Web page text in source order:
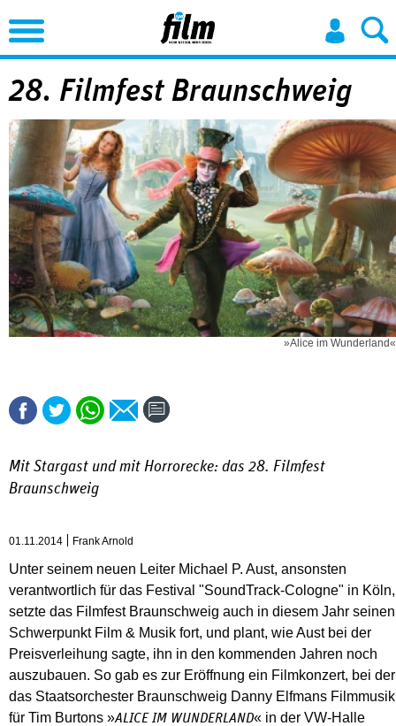
Jump to Navigation
28. Filmfest Braunschweig
»Alice im Wunderland«
Mit Stargast und mit Horrorecke: das 28. Filmfest
Braunschweig
01.11.2014 Frank Arnold
Unter seinem neuen Leiter Michael P. Aust, ansonsten
verantwortlich für das Festival "SoundTrack-Cologne" in Köln,
setzte das Filmfest Braunschweig auch in diesem Jahr seinen
Schwerpunkt Film & Musik fort, und plant, wie Aust bei der
Preisverleihung sagte, ihn in den kommenden Jahren noch
auszubauen. So gab es zur Eröffnung ein Filmkonzert, bei der
das Staatsorchester Braunschweig Danny Elfmans Filmmusik
für Tim Burtons »ALICE IM WUNDERLAND« in der VW-Halle